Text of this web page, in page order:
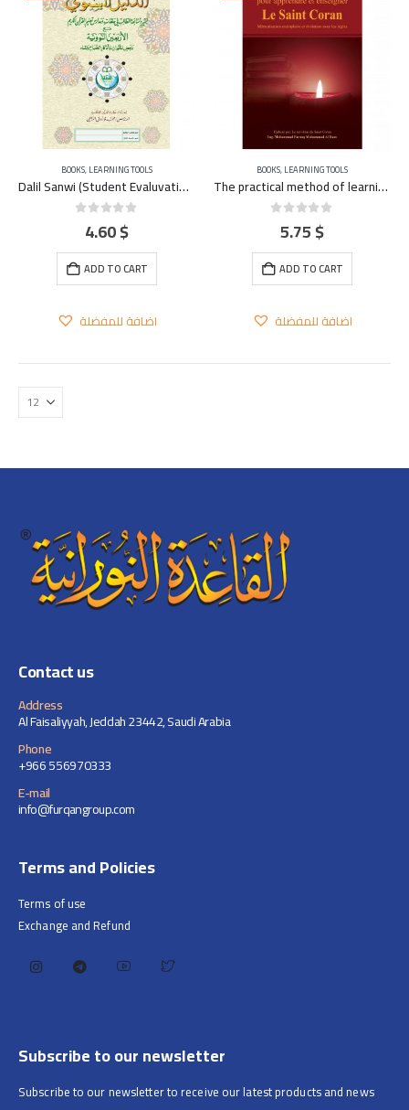
BOOKS,LEARNING TOOLS
Dalil Sanwi (Student Evaluvation and Home Work) A4 – large
out of 5
4.60$
ADD TO CART
اضافة للمفضلة
BOOKS,LEARNING TOOLS
The practical method of learning and teaching the Qu’ran – FRENCH
out of 5
5.75$
ADD TO CART
اضافة للمفضلة
Contact us
Address
Al Faisaliyyah, Jeddah 23442, Saudi Arabia
Phone
+966 556970333
E-mail
info@furqangroup.com
Terms and Policies
Terms of use
Exchange and Refund
Subscribe to our newsletter
Subscribe to our newsletter to receive our latest products and news